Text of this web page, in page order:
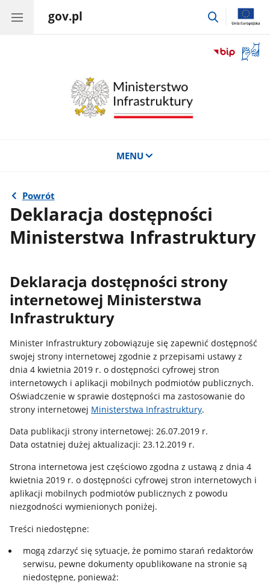
gov.pl
przejdź
okno
MENU
Powrót
Deklaracja dostępności
Ministerstwa Infrastruktury
Deklaracja dostępności strony
internetowej Ministerstwa
Infrastruktury
Minister Infrastruktury zobowiązuje się zapewnić dostępność
swojej strony internetowej zgodnie z przepisami ustawy z
dnia 4 kwietnia 2019 r. o dostępności cyfrowej stron
internetowych i aplikacji mobilnych podmiotów publicznych.
Oświadczenie w sprawie dostępności ma zastosowanie do
strony internetowej Ministerstwa Infrastruktury.
Data publikacji strony internetowej: 26.07.2019 r.
Data ostatniej dużej aktualizacji: 23.12.2019 r.
Strona internetowa jest częściowo zgodna z ustawą z dnia 4
kwietnia 2019 r. o dostępności cyfrowej stron internetowych i
aplikacji mobilnych podmiotów publicznych z powodu
niezgodności wymienionych poniżej.
Treści niedostępne:
mogą zdarzyć się sytuacje, że pomimo starań redaktorów
serwisu, pewne dokumenty opublikowane na stronie są
niedostępne, ponieważ: